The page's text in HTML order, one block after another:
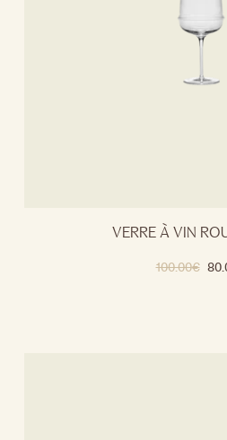
VERRE À VIN
100.00€